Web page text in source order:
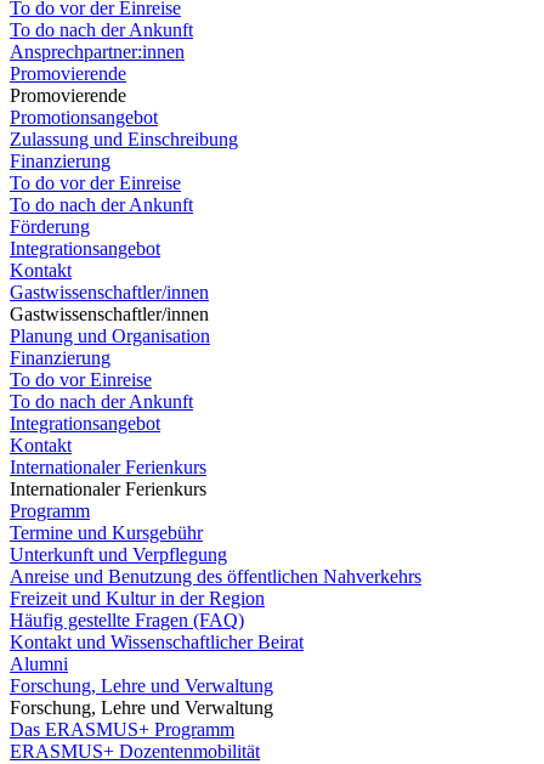
To do vor der Einreise
To do nach der Ankunft
Ansprechpartner:innen
Promovierende
Promovierende
Promotionsangebot
Zulassung und Einschreibung
Finanzierung
To do vor der Einreise
To do nach der Ankunft
Förderung
Integrationsangebot
Kontakt
Gastwissenschaftler/innen
Gastwissenschaftler/innen
Planung und Organisation
Finanzierung
To do vor Einreise
To do nach der Ankunft
Integrationsangebot
Kontakt
Internationaler Ferienkurs
Internationaler Ferienkurs
Programm
Termine und Kursgebühr
Unterkunft und Verpflegung
Anreise und Benutzung des öffentlichen Nahverkehrs
Freizeit und Kultur in der Region
Häufig gestellte Fragen (FAQ)
Kontakt und Wissenschaftlicher Beirat
Alumni
Forschung, Lehre und Verwaltung
Forschung, Lehre und Verwaltung
Das ERASMUS+ Programm
ERASMUS+ Dozentenmobilität